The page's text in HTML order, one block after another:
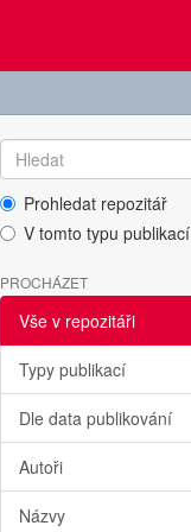
Prohledat repozitář
V tomto typu publikací
PROCHÁZET
Vše v repozitáři
Typy publikací
Dle data publikování
Autoři
Názvy